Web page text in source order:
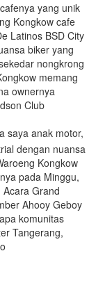
yang unik
Kongkow cafe
Latinos BSD City
biker yang
nongkrong
memang
ownernya
Club
saya anak motor,
dengan nuansa
Kongkow
pada Minggu,
Grand
Ahooy Geboy
komunitas
Tangerang,